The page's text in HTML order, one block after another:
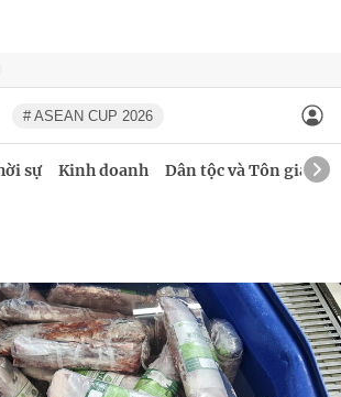
# ASEAN CUP 2026
sự Kinh doanh Dân tộc và Tôn giáo